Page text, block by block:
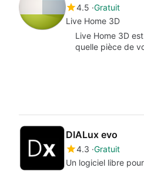
4.5 Gratuit
Live Home 3D
Live Home 3D
quelle pièce de
DIALux evo
4.3 Gratuit
Un logiciel libre